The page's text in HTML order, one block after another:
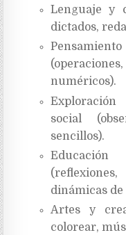
Lenguaje y
dictados,
numéricos).
social
sencillos).
dinámicas de
Artes y
colorear,